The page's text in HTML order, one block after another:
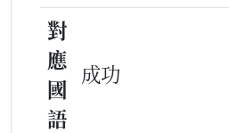
對
應
國
語
成功